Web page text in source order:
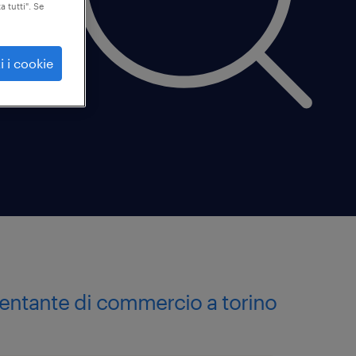
di commercio a torino
tutti". Se
i cookie